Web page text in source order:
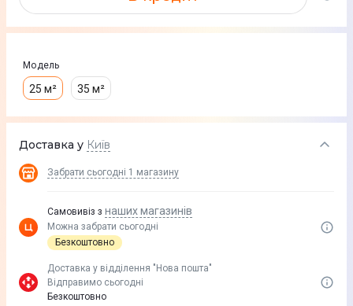
Модель
25 м² 35 м²
Доставка у Київ
Забрати сьогодні 1 магазину
Самовивіз з наших магазинів
Можна забрати сьогодні
Безкоштовно
Доставка у вiддiлення "Нова пошта"
Відправимо сьогодні
Безкоштовно